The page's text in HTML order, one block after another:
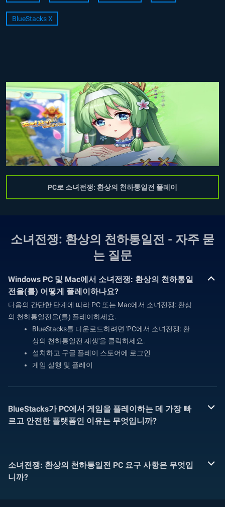
BlueStacks X
PC로 소녀전쟁: 환상의 천하통일전 플레이
소녀전쟁: 환상의 천하통일전 - 자주 묻
는 질문
Windows PC 및 Mac에서 소녀전쟁: 환상의 천하통일
전을(를) 어떻게 플레이하나요?
다음의 간단한 단계에 따라 PC 또는 Mac에서 소녀전쟁: 환상
의 천하통일전을(를) 플레이하세요.
BlueStacks를 다운로드하려면 'PC에서 소녀전쟁: 환
상의 천하통일전 재생'을 클릭하세요.
설치하고 구글 플레이 스토어에 로그인
게임 실행 및 플레이
BlueStacks가 PC에서 게임을 플레이하는 데 가장 빠
르고 안전한 플랫폼인 이유는 무엇입니까?
소녀전쟁: 환상의 천하통일전 PC 요구 사항은 무엇입
니까?